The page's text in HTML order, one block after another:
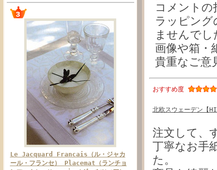
Le Jacquard Francais（ル・ジャカ
ール・フランセ） Placemat（ランチョ
コメント
ラッピング
ませんでし
画像や箱・
貴重なご意
おすすめ度
北欧スウェーデン
注文して、
丁寧なお手
た。